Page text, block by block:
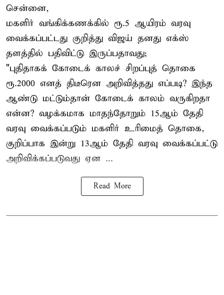
சென்னை,
மகளிர் வங்கிக்கணக்கில் ரூ.5 ஆயிரம் வரவு
வைக்கப்பட்டது குறித்து விஜய் தனது எக்ஸ்
தளத்தில் பதிவிட்டு இருப்பதாவது;
"புதிதாகக் கோடைக் காலச் சிறப்புத் தொகை
ரூ.2000 எனத் திடீரென அறிவித்தது எப்படி? இந்த
ஆண்டு மட்டும்தான் கோடைக் காலம் வருகிறதா
என்ன? வழக்கமாக மாதந்தோறும் 15ஆம் தேதி
வரவு வைக்கப்படும் மகளிர் உரிமைத் தொகை,
குறிப்பாக இன்று 13ஆம் தேதி வரவு வைக்கப்பட்டு
அறிவிக்கப்படுவது ஏன ...
Read More